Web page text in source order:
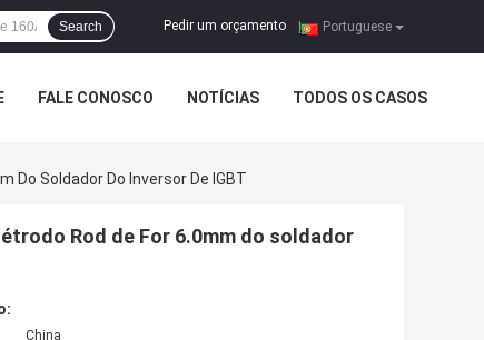
Portuguese
Pedir um orçamento |
Search
FALE CONOSCO NOTÍCIAS TODOS OS CASOS
Do Soldador Do Inversor De IGBT
Rod de For 6.0mm do soldador
China